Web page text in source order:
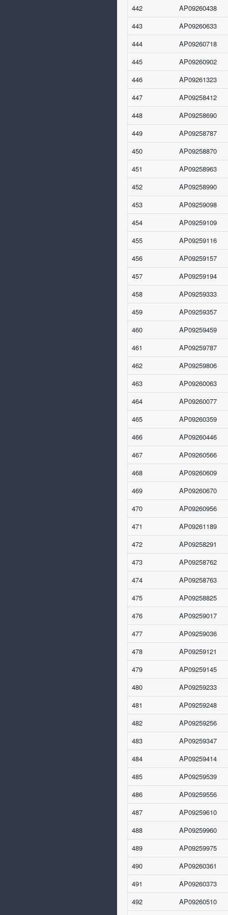
442
AP09260438
443
AP09260633
444
AP09260718
445
AP09260902
446
AP09261323
447
AP09258412
448
AP09258690
449
AP09258787
450
AP09258870
451
AP09258963
452
AP09258990
453
AP09259098
454
AP09259109
455
AP09259116
456
AP09259157
457
AP09259194
458
AP09259333
459
AP09259357
460
AP09259459
461
AP09259787
462
AP09259806
463
AP09260063
464
AP09260077
465
AP09260359
466
AP09260446
467
AP09260566
468
AP09260609
469
AP09260670
470
AP09260956
471
AP09261189
472
AP09258291
473
AP09258762
474
AP09258763
475
AP09258825
476
AP09259017
477
AP09259036
478
AP09259121
479
AP09259145
480
AP09259233
481
AP09259248
482
AP09259256
483
AP09259347
484
AP09259414
485
AP09259539
486
AP09259556
487
AP09259610
488
AP09259960
489
AP09259975
490
AP09260361
491
AP09260373
492
AP09260510